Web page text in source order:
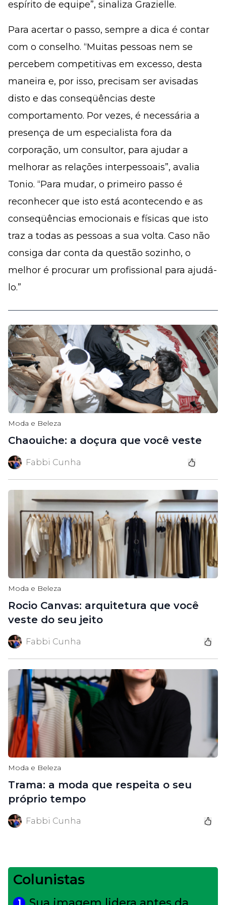
espírito de equipe”, sinaliza Grazielle.
Para acertar o passo, sempre a dica é contar
com o conselho. “Muitas pessoas nem se
percebem competitivas em excesso, desta
maneira e, por isso, precisam ser avisadas
disto e das conseqüências deste
comportamento. Por vezes, é necessária a
presença de um especialista fora da
corporação, um consultor, para ajudar a
melhorar as relações interpessoais”, avalia
Tonio. “Para mudar, o primeiro passo é
reconhecer que isto está acontecendo e as
conseqüências emocionais e físicas que isto
traz a todas as pessoas a sua volta. Caso não
consiga dar conta da questão sozinho, o
melhor é procurar um profissional para ajudá-
lo.”
Moda e Beleza
Chaouiche: a doçura que você veste
Fabbi Cunha
Moda e Beleza
Rocio Canvas: arquitetura que você
veste do seu jeito
Fabbi Cunha
Moda e Beleza
Trama: a moda que respeita o seu
próprio tempo
Fabbi Cunha
Colunistas
1